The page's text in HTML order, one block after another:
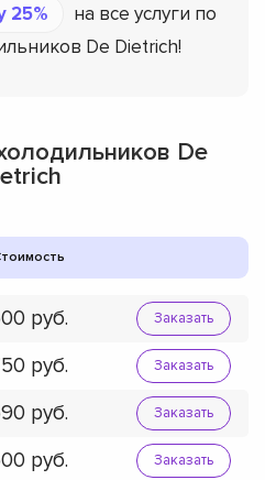
25%
на все услуги по
De Dietrich!
De
Заказать
Заказать
Заказать
Заказать